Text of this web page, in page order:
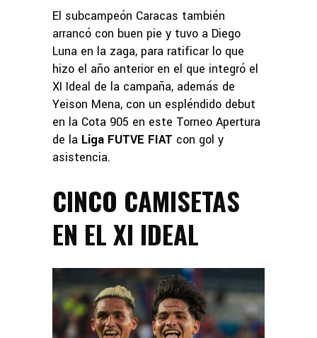
El subcampeón Caracas también
arrancó con buen pie y tuvo a Diego
Luna en la zaga, para ratificar lo que
hizo el año anterior en el que integró el
XI Ideal de la campaña, además de
Yeison Mena, con un espléndido debut
en la Cota 905 en este Torneo Apertura
de la Liga FUTVE FIAT con gol y
asistencia.
CINCO CAMISETAS
EN EL XI IDEAL